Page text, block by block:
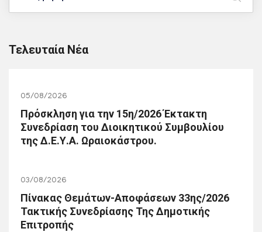
Τελευταία Νέα
05/08/2026
Πρόσκληση για την 15η/2026 Έκτακτη
Συνεδρίαση του Διοικητικού Συμβουλίου
της Δ.Ε.Υ.Α. Ωραιοκάστρου.
03/08/2026
Πίνακας Θεμάτων-Αποφάσεων 33ης/2026
Τακτικής Συνεδρίασης Της Δημοτικής
Επιτροπής